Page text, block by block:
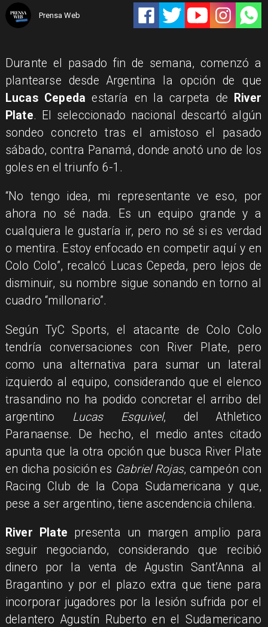
Prensa Web
Durante el pasado fin de semana, comenzó a
plantearse desde Argentina la opción de que
Lucas Cepeda estaría en la carpeta de
River
Plate. El seleccionado nacional descartó algún
sondeo concreto tras el amistoso el pasado
sábado, contra Panamá, donde anotó uno de los
goles en el triunfo 6-1.
“No tengo idea, mi representante ve eso, por
ahora no sé nada. Es un equipo grande y a
cualquiera le gustaría ir, pero no sé si es verdad
o mentira. Estoy enfocado en competir aquí y en
Colo Colo”, recalcó Lucas Cepeda, pero lejos de
disminuir, su nombre sigue sonando en torno al
cuadro “millonario”.
Según TyC Sports, el atacante de Colo Colo
tendría conversaciones con River Plate, pero
como una alternativa para sumar un lateral
izquierdo al equipo, considerando que el elenco
trasandino no ha podido concretar el arribo del
argentino Lucas Esquivel, del Athletico
Paranaense. De hecho, el medio antes citado
apunta que la otra opción que busca River Plate
en dicha posición es Gabriel Rojas, campeón con
Racing Club de la Copa Sudamericana y que,
pese a ser argentino, tiene ascendencia chilena.
River Plate presenta un margen amplio para
seguir negociando, considerando que recibió
dinero por la venta de Agustin Sant’Anna al
Bragantino y por el plazo extra que tiene para
incorporar jugadores por la lesión sufrida por el
delantero Agustín Ruberto en el Sudamericano